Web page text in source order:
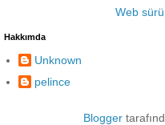
Web
Hakkımda
Unknown
pelince
Blogger